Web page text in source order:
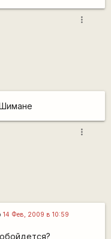
more_vert
more_vert
14 Фев, 2009 в 10:59